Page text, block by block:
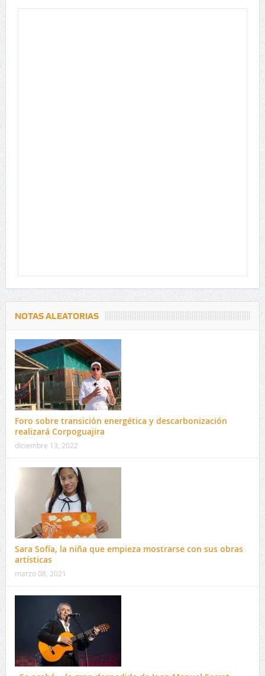
NOTAS ALEATORIAS
Foro sobre transición energética y descarbonización
realizará Corpoguajira
diciembre 13, 2022
Sara Sofía, la niña que empieza mostrarse con sus obras
artísticas
marzo 08, 2021